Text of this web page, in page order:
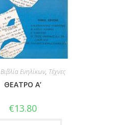
Βιβλία Ενηλίκων, Τέχνες
ΘΕΑΤΡΟ Α’
€13.80